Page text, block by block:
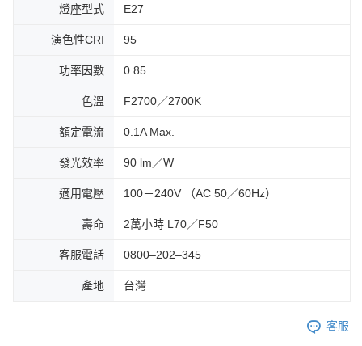
燈座型式 E27
演色性CRI 95
功率因數 0.85
色溫 F2700／2700K
額定電流 0.1A Max.
發光效率 90 lm／W
適用電壓 100－240V （AC 50／60Hz）
壽命 2萬小時 L70／F50
客服電話 0800–202–345
產地 台灣
客服